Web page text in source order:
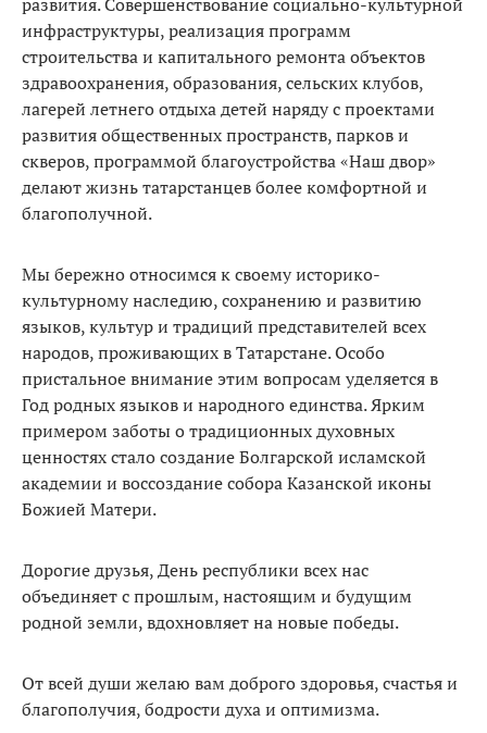
инфраструктуры, реализация программ
строительства и капитального ремонта объектов
здравоохранения, образования, сельских клубов,
лагерей летнего отдыха детей наряду с проектами
развития общественных пространств, парков и
скверов, программой благоустройства «Наш двор»
делают жизнь татарстанцев более комфортной и
благополучной.
Мы бережно относимся к своему историко-
культурному наследию, сохранению и развитию
языков, культур и традиций представителей всех
народов, проживающих в Татарстане. Особо
пристальное внимание этим вопросам уделяется в
Год родных языков и народного единства. Ярким
примером заботы о традиционных духовных
ценностях стало создание Болгарской исламской
академии и воссоздание собора Казанской иконы
Божией Матери.
Дорогие друзья, День республики всех нас
объединяет с прошлым, настоящим и будущим
родной земли, вдохновляет на новые победы.
От всей души желаю вам доброго здоровья, счастья и
благополучия, бодрости духа и оптимизма.